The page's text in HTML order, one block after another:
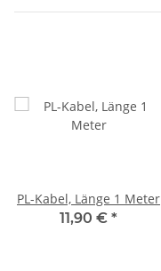
PL-Kabel, Länge 1 Meter
11,90 € *